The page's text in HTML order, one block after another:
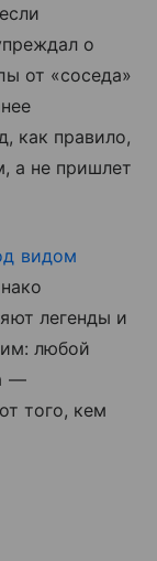
о
от «соседа»
как правило,
а не пришлет
видом
легенды и
любой
—
того, кем